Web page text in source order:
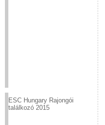
ESC Hungary Rajongói
találkozó 2015